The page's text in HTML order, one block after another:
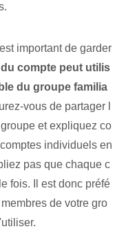
important‍ de garder
compte peut utilis
du groupe familia
vous de partager l
et expliquez co
individuels en
pas que chaque c
fois. Il est donc préfé
de votre gro